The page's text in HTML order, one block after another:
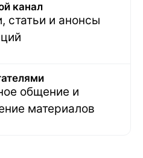
канал
статьи и анонсы
общение и
материалов